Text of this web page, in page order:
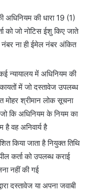
अधिनियम की धारा 19 (1)
को जो नोटिस ईशु किए जाते
नंबर ना ही ईमेल नंबर अंकित
न्यायालय में अधिनियम की
में जो दस्तावेज उपलब्ध
मोहर श्रीमान लोक सूचना
कि अधिनियम के नियम का
वह अनिवार्य है
किया जाता है नियुक्त तिथि
कर्ता को उपलब्ध कराई
नहीं की गई
दस्तावेज या अपना जवाबी